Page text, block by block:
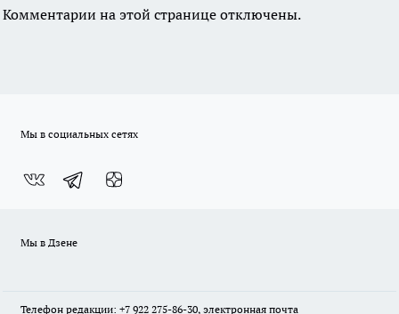
Комментарии на этой странице отключены.
Мы в социальных сетях
Мы в Дзене
Телефон редакции: +7 922 275-86-30, электронная почта